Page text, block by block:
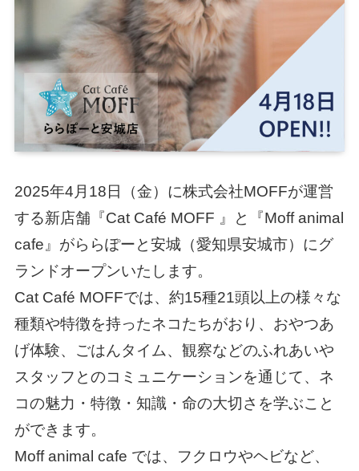
2025年4月18日（金）に株式会社MOFFが運営
する新店舗『Cat Café MOFF 』と『Moff animal
cafe』がららぽーと安城（愛知県安城市）にグ
ランドオープンいたします。
Cat Café MOFFでは、約15種21頭以上の様々な
種類や特徴を持ったネコたちがおり、おやつあ
げ体験、ごはんタイム、観察などのふれあいや
スタッフとのコミュニケーションを通じて、ネ
コの魅力・特徴・知識・命の大切さを学ぶこと
ができます。
Moff animal cafe では、フクロウやヘビなど、